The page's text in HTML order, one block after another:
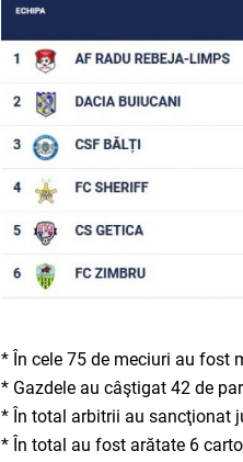
* În cele 75 de meciuri au fost
* Gazdele au câştigat 42 de
* În total arbitrii au sancţionat
* În total au fost arătate 6